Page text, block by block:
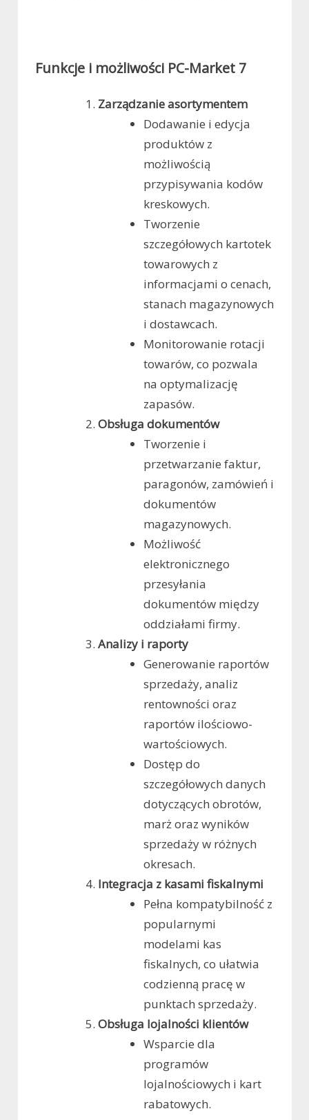
Funkcje i możliwości PC-Market 7
Zarządzanie asortymentem
Dodawanie i edycja
produktów z
możliwością
przypisywania kodów
kreskowych.
Tworzenie
szczegółowych kartotek
towarowych z
informacjami o cenach,
stanach magazynowych
i dostawcach.
Monitorowanie rotacji
towarów, co pozwala
na optymalizację
zapasów.
Obsługa dokumentów
Tworzenie i
przetwarzanie faktur,
paragonów, zamówień i
dokumentów
magazynowych.
Możliwość
elektronicznego
przesyłania
dokumentów między
oddziałami firmy.
Analizy i raporty
Generowanie raportów
sprzedaży, analiz
rentowności oraz
raportów ilościowo-
wartościowych.
Dostęp do
szczegółowych danych
dotyczących obrotów,
marż oraz wyników
sprzedaży w różnych
okresach.
Integracja z kasami fiskalnymi
Pełna kompatybilność z
popularnymi
modelami kas
fiskalnych, co ułatwia
codzienną pracę w
punktach sprzedaży.
Obsługa lojalności klientów
Wsparcie dla
programów
lojalnościowych i kart
rabatowych.